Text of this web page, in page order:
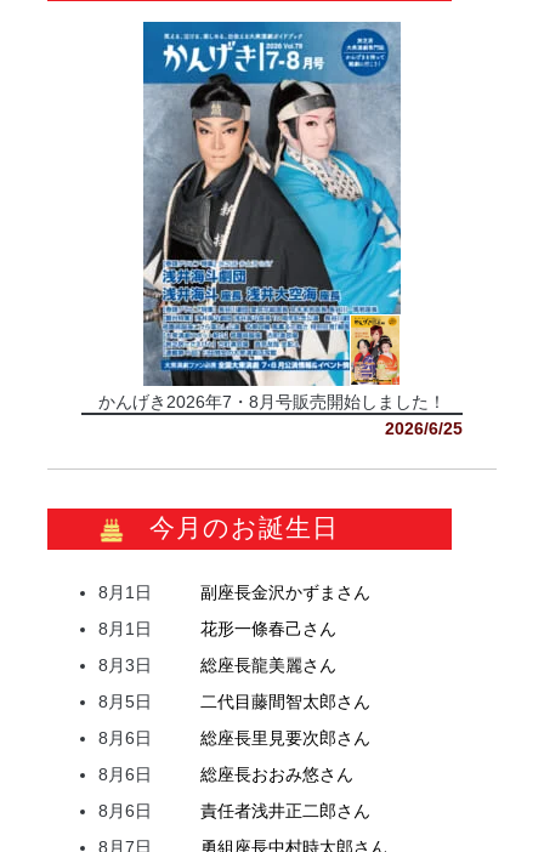
かんげき2026年7・8月号販売開始しました！
2026/6/25
今月のお誕生日
8月1日 副座長金沢かずま さん
8月1日
花形一條春己さん
8月3日
総座長龍美麗さん
8月5日
二代目藤間智太郎さん
8月6日
総座長里見要次郎さん
8月6日
総座長おおみ悠さん
8月6日
責任者浅井正二郎さん
8月7日
勇組座長中村時太郎さん